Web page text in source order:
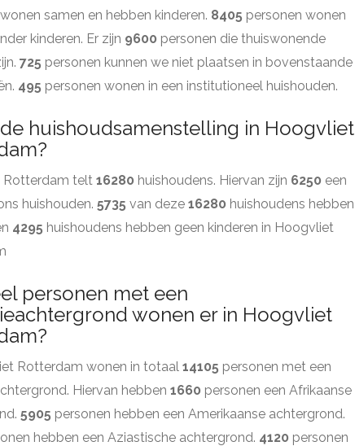
samen en hebben kinderen. 8405 personen wonen
kinderen. Er zijn 9600 personen die thuiswonende
725 personen kunnen we niet plaatsen in bovenstaande
495 personen wonen in een institutioneel huishouden.
huishoudsamenstelling in Hoogvliet
Rotterdam telt 16280 huishoudens. Hiervan zijn 6250 een
huishouden. 5735 van deze 16280 huishoudens hebben
4295 huishoudens hebben geen kinderen in Hoogvliet
personen met een
wonen er in Hoogvliet
Rotterdam wonen in totaal 14105 personen met een
Hiervan hebben 1660 personen een Afrikaanse
5905 personen hebben een Amerikaanse achtergrond.
hebben een Aziastische achtergrond. 4120 personen